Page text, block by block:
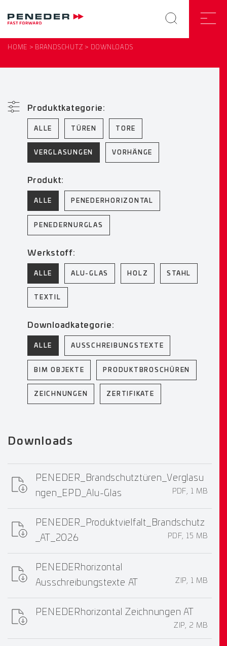
HOME BRANDSCHUTZ DOWNLOADS
Produktkategorie:
ALLE TÜREN TORE
VERGLASUNGEN VORHÄNGE
Produkt:
ALLE PENEDERHORIZONTAL
PENEDERNURGLAS
Werkstoff:
ALLE ALU-GLAS HOLZ STAHL
TEXTIL
Downloadkategorie:
ALLE AUSSCHREIBUNGSTEXTE
BIM OBJEKTE PRODUKTBROSCHÜREN
ZEICHNUNGEN ZERTIFIKATE
Downloads
PENEDER_Brandschutztüren_Verglasu
ngen_EPD_Alu-Glas
PDF, 1 MB
PENEDER_Produktvielfalt_Brandschutz
_AT_2026
PDF, 15 MB
PENEDERhorizontal
Ausschreibungstexte AT
ZIP, 1 MB
PENEDERhorizontal Zeichnungen AT
ZIP, 2 MB